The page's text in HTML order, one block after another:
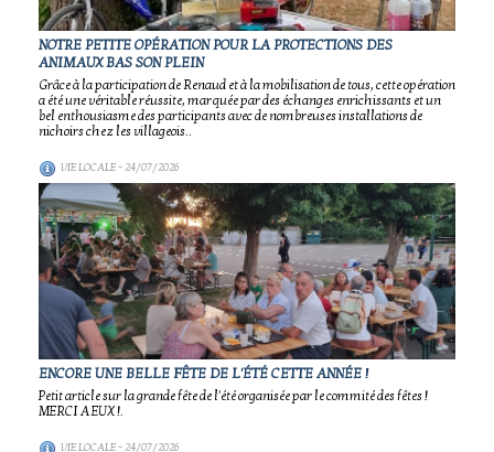
NOTRE PETITE OPÉRATION POUR LA PROTECTIONS DES
ANIMAUX BAS SON PLEIN
Grâce à la participation de Renaud et à la mobilisation de tous, cette opération
a été une véritable réussite, marquée par des échanges enrichissants et un
bel enthousiasme des participants avec de nombreuses installations de
nichoirs chez les villageois..
VIE LOCALE- 24/07/2026
ENCORE UNE BELLE FÊTE DE L'ÉTÉ CETTE ANNÉE !
Petit article sur la grande fête de l'été organisée par le commité des fêtes !
MERCI A EUX !.
VIE LOCALE- 24/07/2026